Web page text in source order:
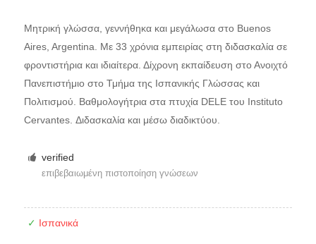
Μητρική γλώσσα, γεννήθηκα και μεγάλωσα στο Buenos
Aires, Argentina. Με 33 χρόνια εμπειρίας στη διδασκαλία σε
φροντιστήρια και ιδιαίτερα. Δίχρονη εκπαίδευση στο Ανοιχτό
Πανεπιστήμιο στο Τμήμα της Ισπανικής Γλώσσας και
Πολιτισμού. Βαθμολογήτρια στα πτυχία DELE του Instituto
Cervantes. Διδασκαλία και μέσω διαδικτύου.
verified
επιβεβαιωμένη πιστοποίηση γνώσεων
✓ Ισπανικά